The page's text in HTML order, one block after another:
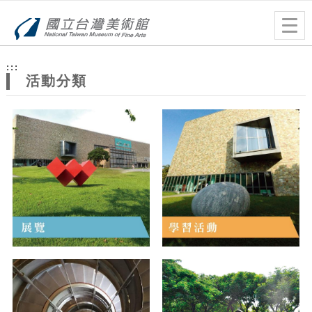
站
主
題
:::
活動分類